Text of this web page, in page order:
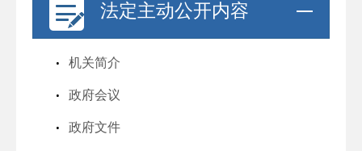
法定主动公开内容
机关简介
政府会议
政府文件